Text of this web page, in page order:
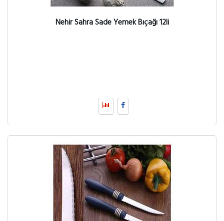
Nehir Sahra Sade Yemek Bıçağı 12li